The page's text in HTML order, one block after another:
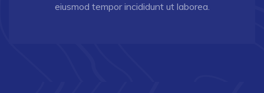
eiusmod tempor incididunt ut laborea.